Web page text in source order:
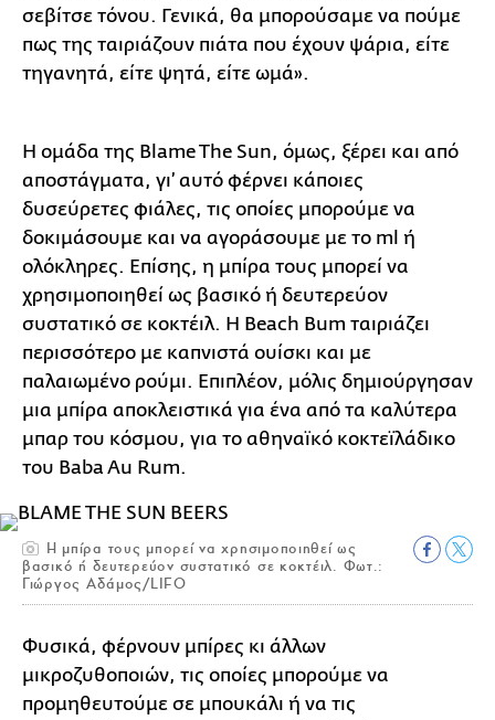
σεβίτσε τόνου. Γενικά, θα μπορούσαμε να πούμε
πως της ταιριάζουν πιάτα που έχουν ψάρια, είτε
τηγανητά, είτε ψητά, είτε ωμά».
Η ομάδα της Blame The Sun, όμως, ξέρει και από
αποστάγματα, γι’ αυτό φέρνει κάποιες
δυσεύρετες φιάλες, τις οποίες μπορούμε να
δοκιμάσουμε και να αγοράσουμε με το ml ή
ολόκληρες. Επίσης, η μπίρα τους μπορεί να
χρησιμοποιηθεί ως βασικό ή δευτερεύον
συστατικό σε κοκτέιλ. Η Beach Bum ταιριάζει
περισσότερο με καπνιστά ουίσκι και με
παλαιωμένο ρούμι. Επιπλέον, μόλις δημιούργησαν
μια μπίρα αποκλειστικά για ένα από τα καλύτερα
μπαρ του κόσμου, για το αθηναϊκό κοκτεϊλάδικο
του Baba Au Rum.
H μπίρα τους μπορεί να χρησιμοποιηθεί ως
βασικό ή δευτερεύον συστατικό σε κοκτέιλ. Φωτ.:
Γιώργος Αδάμος/LIFO
Φυσικά, φέρνουν μπίρες κι άλλων
μικροζυθοποιών, τις οποίες μπορούμε να
προμηθευτούμε σε μπουκάλι ή να τις